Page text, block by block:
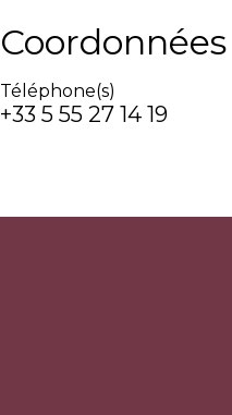
Coordonnées
Téléphone(s)
+33 5 55 27 14 19